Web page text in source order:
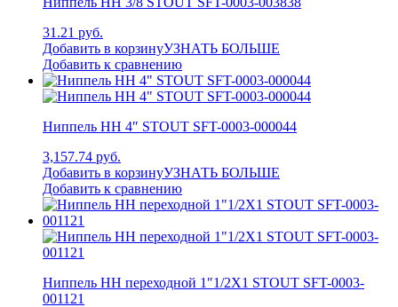
31.21 руб.
Добавить в корзинуУЗНАТЬ БОЛЬШЕ
Добавить к сравнению
Ниппель НН 4″ STOUT SFT-0003-000044
3,157.74 руб.
Добавить в корзинуУЗНАТЬ БОЛЬШЕ
Добавить к сравнению
Ниппель НН переходной 1″1/2X1 STOUT SFT-0003-
001121